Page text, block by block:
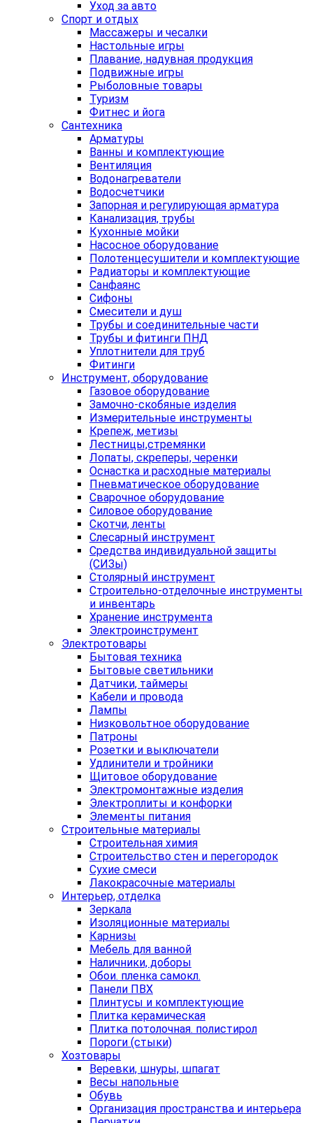
Уход за авто
Спорт и отдых
Массажеры и чесалки
Настольные игры
Плавание, надувная продукция
Подвижные игры
Рыболовные товары
Туризм
Фитнес и йога
Сантехника
Арматуры
Ванны и комплектующие
Вентиляция
Водонагреватели
Водосчетчики
Запорная и регулирующая арматура
Канализация, трубы
Кухонные мойки
Насосное оборудование
Полотенцесушители и комплектующие
Радиаторы и комплектующие
Санфаянс
Сифоны
Смесители и душ
Трубы и соединительные части
Трубы и фитинги ПНД
Уплотнители для труб
Фитинги
Инструмент, оборудование
Газовое оборудование
Замочно-скобяные изделия
Измерительные инструменты
Крепеж, метизы
Лестницы,стремянки
Лопаты, скреперы, черенки
Оснастка и расходные материалы
Пневматическое оборудование
Сварочное оборудование
Силовое оборудование
Скотчи, ленты
Слесарный инструмент
Средства индивидуальной защиты
(СИЗы)
Столярный инструмент
Строительно-отделочные инструменты
и инвентарь
Хранение инструмента
Электроинструмент
Электротовары
Бытовая техника
Бытовые светильники
Датчики, таймеры
Кабели и провода
Лампы
Низковольтное оборудование
Патроны
Розетки и выключатели
Удлинители и тройники
Щитовое оборудование
Электромонтажные изделия
Электроплиты и конфорки
Элементы питания
Строительные материалы
Строительная химия
Строительство стен и перегородок
Сухие смеси
Лакокрасочные материалы
Интерьер, отделка
Зеркала
Изоляционные материалы
Карнизы
Мебель для ванной
Наличники, доборы
Обои. пленка самокл.
Панели ПВХ
Плинтусы и комплектующие
Плитка керамическая
Плитка потолочная. полистирол
Пороги (стыки)
Хозтовары
Веревки, шнуры, шпагат
Весы напольные
Обувь
Организация пространства и интерьера